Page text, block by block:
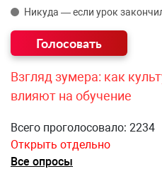
Никуда — если урок
Взгляд зумера: как
влияют на обучение
Всего проголосовало: 2234
Открыть отдельно
Все опросы